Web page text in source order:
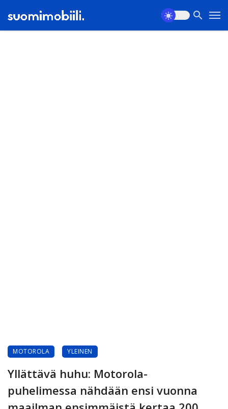
MOTOROLA YLEINEN
Yllättävä huhu: Motorola-
puhelimessa nähdään ensi vuonna